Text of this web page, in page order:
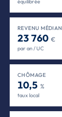
équilibrée
REVENU MÉDIAN
23 760 €
par an / UC
CHÔMAGE
10,5 %
taux local